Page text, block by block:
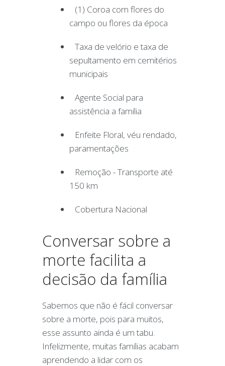
(1) Coroa com flores do
campo ou flores da época
Taxa de velório e taxa de
sepultamento em cemitérios
municipais
Agente Social para
assistência a família
Enfeite Floral, véu rendado,
paramentações
Remoção - Transporte até
150 km
Cobertura Nacional
Conversar sobre a
morte facilita a
decisão da família
Sabemos que não é fácil conversar
sobre a morte, pois para muitos,
esse assunto ainda é um tabu.
Infelizmente, muitas famílias acabam
aprendendo a lidar com os